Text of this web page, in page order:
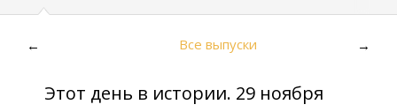
← Все выпуски →
Этот день в истории. 29 ноября